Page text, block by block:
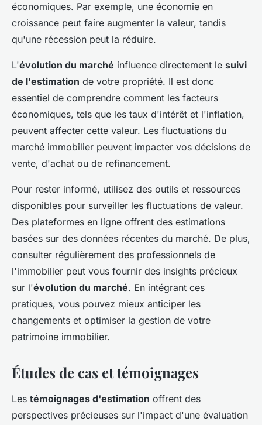
économiques. Par exemple, une économie en
croissance peut faire augmenter la valeur, tandis
qu'une récession peut la réduire.
L'évolution du marché influence directement le suivi
de l'estimation de votre propriété. Il est donc
essentiel de comprendre comment les facteurs
économiques, tels que les taux d'intérêt et l'inflation,
peuvent affecter cette valeur. Les fluctuations du
marché immobilier peuvent impacter vos décisions de
vente, d'achat ou de refinancement.
Pour rester informé, utilisez des outils et ressources
disponibles pour surveiller les fluctuations de valeur.
Des plateformes en ligne offrent des estimations
basées sur des données récentes du marché. De plus,
consulter régulièrement des professionnels de
l'immobilier peut vous fournir des insights précieux
sur l'évolution du marché. En intégrant ces
pratiques, vous pouvez mieux anticiper les
changements et optimiser la gestion de votre
patrimoine immobilier.
Études de cas et témoignages
Les témoignages d'estimation offrent des
perspectives précieuses sur l'impact d'une évaluation